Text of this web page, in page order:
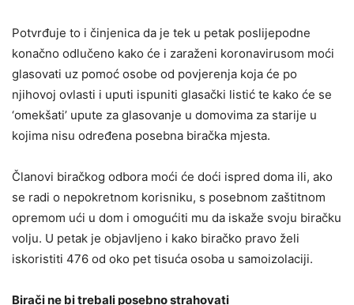
Potvrđuje to i činjenica da je tek u petak poslijepodne
konačno odlučeno kako će i zaraženi koronavirusom moći
glasovati uz pomoć osobe od povjerenja koja će po
njihovoj ovlasti i uputi ispuniti glasački listić te kako će se
‘omekšati’ upute za glasovanje u domovima za starije u
kojima nisu određena posebna biračka mjesta.
Članovi biračkog odbora moći će doći ispred doma ili, ako
se radi o nepokretnom korisniku, s posebnom zaštitnom
opremom ući u dom i omogućiti mu da iskaže svoju biračku
volju. U petak je objavljeno i kako biračko pravo želi
iskoristiti 476 od oko pet tisuća osoba u samoizolaciji.
Birači ne bi trebali posebno strahovati